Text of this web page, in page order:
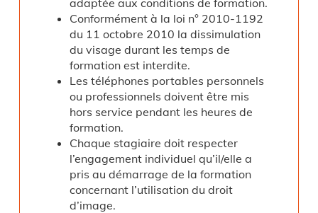
Conformément à la loi n° 2010-1192
du 11 octobre 2010 la dissimulation
du visage durant les temps de
formation est interdite.
Les téléphones portables personnels
ou professionnels doivent être mis
hors service pendant les heures de
formation.
Chaque stagiaire doit respecter
l’engagement individuel qu’il/elle a
pris au démarrage de la formation
concernant l’utilisation du droit
d’image.